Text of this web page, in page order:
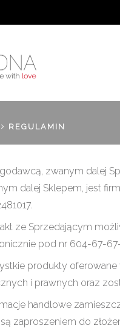
REGULAMIN
zwanym dalej
dalej Sklepem, jest
ze Sprzedającym
pod nr 604-67-
produkty oferowane
i prawnych oraz
handlowe
zaproszeniem do